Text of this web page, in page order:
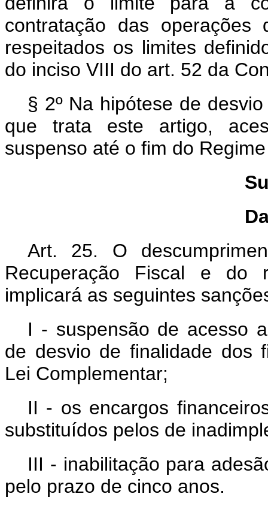
contratação das
respeitados os limites
do inciso VIII do art. 52 da
§ 2º Na hipótese de
que trata este artigo,
suspenso até o fim do
Art. 25. O
Recuperação Fiscal e do
implicará as seguintes
I - suspensão de acesso
de desvio de finalidade dos
Lei Complementar;
II - os encargos
substituídos pelos de
III - inabilitação para
pelo prazo de cinco anos.